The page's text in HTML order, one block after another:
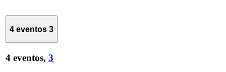
4 eventos 3
4 eventos, 3